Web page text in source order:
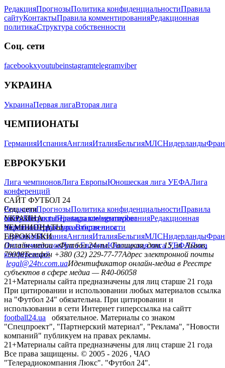
РедакцияПрогнозыПолитика конфиденциальностиПравила
сайтуКонтактыПравила комментированияРедакционная
политикаСтруктура собственности
Соц. сети
facebookxyoutubeinstagramtelegramviber
УКРАИНА
УкраинаПервая лигаВторая лига
ЧЕМПИОНАТЫ
ГерманияИспанияАнглияИталияБельгияМЛСНидерланды
ЕВРОКУБКИ
Лига чемпионовЛига ЕвропыЮношеская лига УЕФАЛига
конференций
САЙТ ФУТБОЛ 24
РедакцияПрогнозыПолитика конфиденциальностиПравила
сайтуКонтактыПравила комментированияРедакционная
политикаСтруктура собственности
Соц. сети
facebookxyoutubeinstagramtelegramviber
УКРАИНА
УкраинаПервая лигаВторая лига
ЧЕМПИОНАТЫ
ГерманияИспанияАнглияИталияБельгияМЛСНидерланды
ЕВРОКУБКИ
Лига чемпионовЛига ЕвропыЮношеская лига УЕФАЛига
конференций
Онлайн-медиа «Футбол 24»пл. Галицкая, дом. 15, м. Львов,
79008Телефон +380 (32) 229-77-77Адрес электронной почты
legal@24tv.com.uaИдентификатор онлайн-медиа в Реестре
субъектов в сфере медиа — R40-06058
21+Материалы сайта предназначены для лиц старше 21 года
При цитировании и использовании любых материалов ссылка
на "Футбол 24" обязательна. При цитировании и
использовании в сети Интернет гиперссылка на сайтт
football24.ua
обязательное. Материалы со знаком
"Спецпроект", "Партнерский материал", "Реклама", "Новости
компаний" публикуем на правах рекламы.
21+Материалы сайта предназначены для лиц старше 21 года
Все права защищены. © 2005 - 2026 , ЧАО
"Телерадиокомпания Люкс". "Футбол 24".